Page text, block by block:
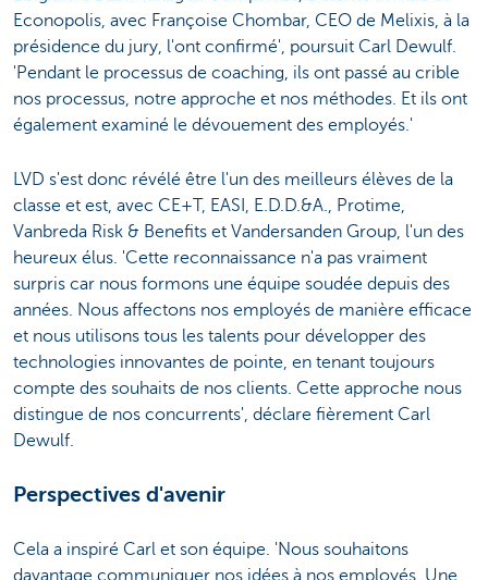
Econopolis, avec Françoise Chombar, CEO de Melixis, à la
présidence du jury, l'ont confirmé', poursuit Carl Dewulf.
'Pendant le processus de coaching, ils ont passé au crible
nos processus, notre approche et nos méthodes. Et ils ont
également examiné le dévouement des employés.'
LVD s'est donc révélé être l'un des meilleurs élèves de la
classe et est, avec CE+T, EASI, E.D.D.&A., Protime,
Vanbreda Risk & Benefits et Vandersanden Group, l'un des
heureux élus. 'Cette reconnaissance n'a pas vraiment
surpris car nous formons une équipe soudée depuis des
années. Nous affectons nos employés de manière efficace
et nous utilisons tous les talents pour développer des
technologies innovantes de pointe, en tenant toujours
compte des souhaits de nos clients. Cette approche nous
distingue de nos concurrents', déclare fièrement Carl
Dewulf.
Perspectives d'avenir
Cela a inspiré Carl et son équipe. 'Nous souhaitons